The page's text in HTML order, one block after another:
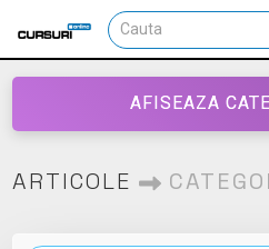
AFISEAZA
ARTICOLE